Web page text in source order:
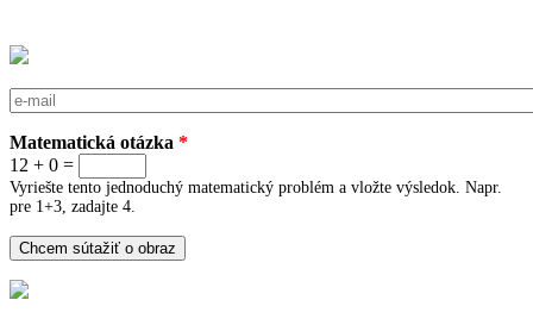
E-mail
Matematická otázka *
12 + 0 =
Vyriešte tento jednoduchý matematický problém a vložte výsledok. Napr.
pre 1+3, zadajte 4.